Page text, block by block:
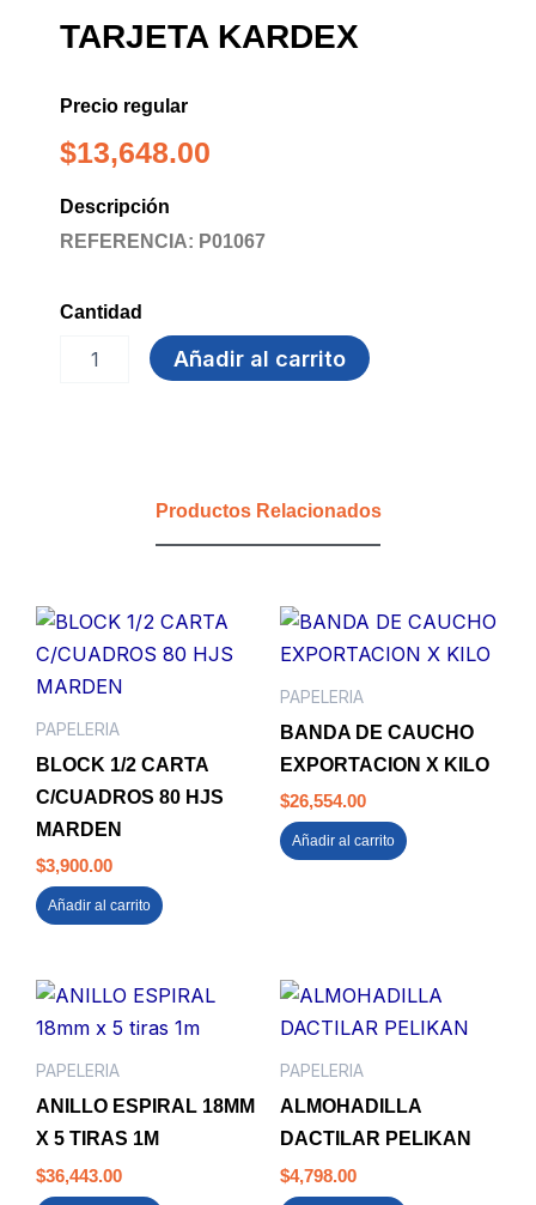
TARJETA KARDEX
Precio regular
$13,648.00
Descripción
REFERENCIA: P01067
Cantidad
KARDEX
Añadir al carrito
Productos Relacionados
PAPELERIA
BLOCK 1/2 CARTA
C/CUADROS 80 HJS
MARDEN
$3,900.00
Añadir al carrito
PAPELERIA
BANDA DE CAUCHO
EXPORTACION X KILO
$26,554.00
Añadir al carrito
PAPELERIA
ANILLO ESPIRAL 18MM
X 5 TIRAS 1M
$36,443.00
PAPELERIA
ALMOHADILLA
DACTILAR PELIKAN
$4,798.00